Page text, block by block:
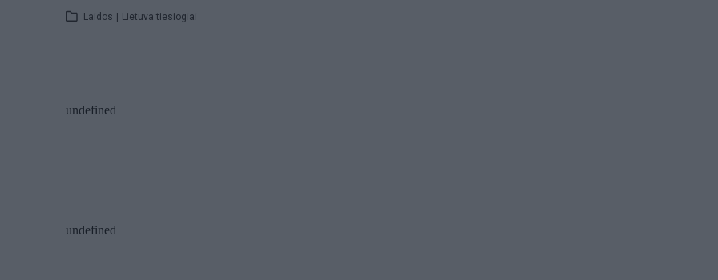
Laidos | Lietuva tiesiogiai